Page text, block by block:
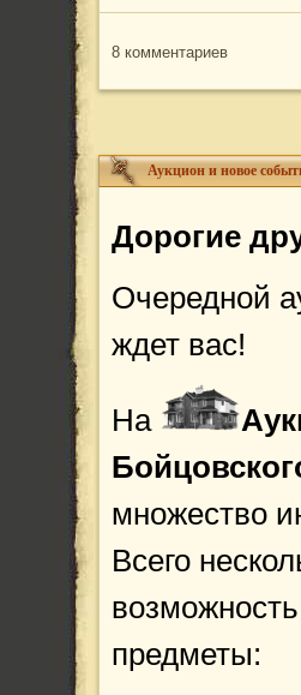
8 комментариев
Аукцион и новое
Дорогие
Очередной
ждет вас!
На
множество
Всего
предметы: